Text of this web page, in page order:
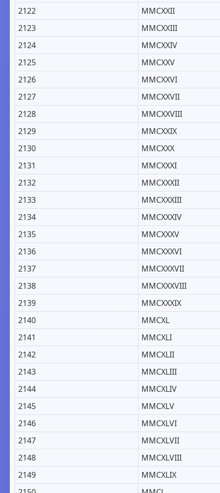
2122
MMCXXII
2123
MMCXXIII
2124
MMCXXIV
2125
MMCXXV
2126
MMCXXVI
2127
MMCXXVII
2128
MMCXXVIII
2129
MMCXXIX
2130
MMCXXX
2131
MMCXXXI
2132
MMCXXXII
2133
MMCXXXIII
2134
MMCXXXIV
2135
MMCXXXV
2136
MMCXXXVI
2137
MMCXXXVII
2138
MMCXXXVIII
2139
MMCXXXIX
2140
MMCXL
2141
MMCXLI
2142
MMCXLII
2143
MMCXLIII
2144
MMCXLIV
2145
MMCXLV
2146
MMCXLVI
2147
MMCXLVII
2148
MMCXLVIII
2149
MMCXLIX